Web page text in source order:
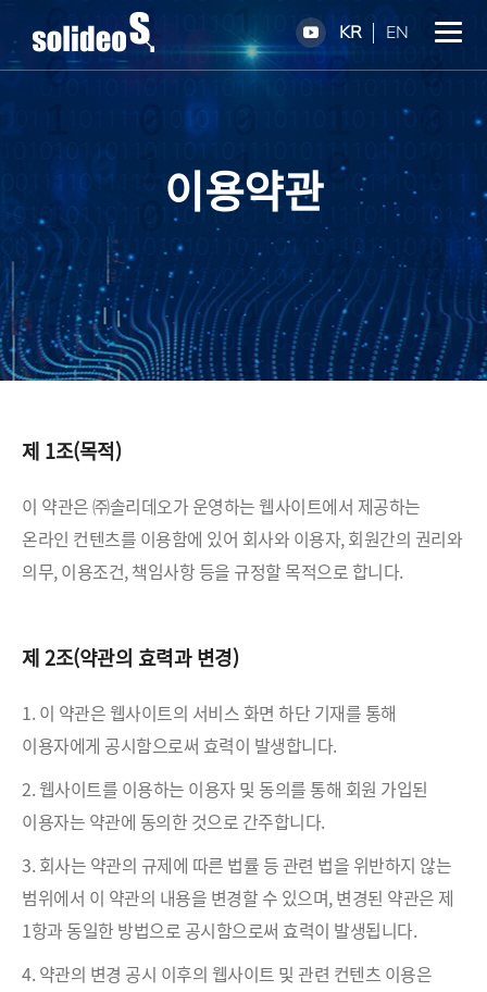
KR EN
이용약관
제 1조(목적)
이 약관은 ㈜솔리데오가 운영하는 웹사이트에서 제공하는
온라인 컨텐츠를 이용함에 있어 회사와 이용자, 회원간의 권리와
의무, 이용조건, 책임사항 등을 규정할 목적으로 합니다.
제 2조(약관의 효력과 변경)
1. 이 약관은 웹사이트의 서비스 화면 하단 기재를 통해
이용자에게 공시함으로써 효력이 발생합니다.
2. 웹사이트를 이용하는 이용자 및 동의를 통해 회원 가입된
이용자는 약관에 동의한 것으로 간주합니다.
3. 회사는 약관의 규제에 따른 법률 등 관련 법을 위반하지 않는
범위에서 이 약관의 내용을 변경할 수 있으며, 변경된 약관은 제
1항과 동일한 방법으로 공시함으로써 효력이 발생됩니다.
4. 약관의 변경 공시 이후의 웹사이트 및 관련 컨텐츠 이용은